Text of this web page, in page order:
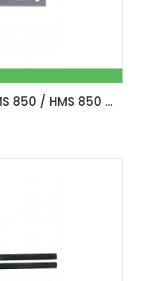
hobľovacie nože PT 85 / HMS 850 / HMS 850 SE